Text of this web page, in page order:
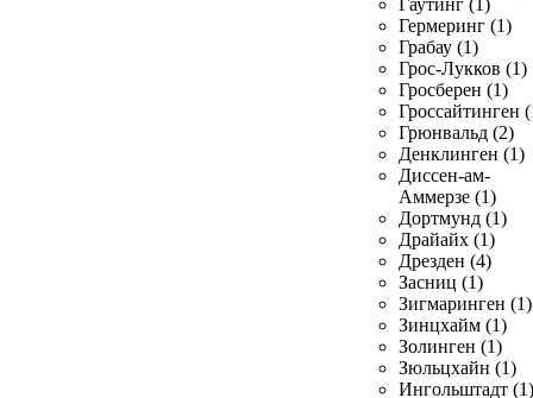
Гаутинг (1)
Гермеринг (1)
Грабау (1)
Грос-Лукков (1)
Гросберен (1)
Гроссайтинген
Грюнвальд (2)
Денклинген (1)
Диссен-ам-
Аммерзе (1)
Дортмунд (1)
Драйайх (1)
Дрезден (4)
Засниц (1)
Зигмаринген (1)
Зинцхайм (1)
Золинген (1)
Зюльцхайн (1)
Ингольштадт (1)